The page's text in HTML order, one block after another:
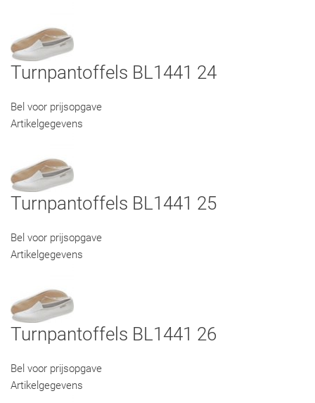
Turnpantoffels BL1441 24
Bel voor prijsopgave
Artikelgegevens
Turnpantoffels BL1441 25
Bel voor prijsopgave
Artikelgegevens
Turnpantoffels BL1441 26
Bel voor prijsopgave
Artikelgegevens